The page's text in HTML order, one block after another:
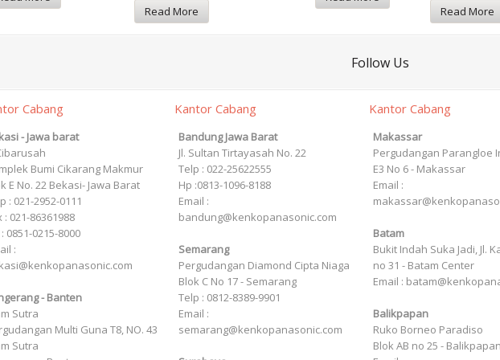
Read More Read More
Follow Us
Cabang
- Jawa barat
Bumi Cikarang Makmur
E No. 22 Bekasi- Jawa Barat
: 021-2952-0111
: 021-86361988
0851-0215-8000
:
- Banten
Sutra
Multi Guna T8, NO. 43
Sutra
Kantor Cabang
Bandung Jawa Barat
Jl. Sultan Tirtayasah‎ No. 22
Telp : 022-25622555
Hp :0813-1096-8188
Email :
bandung@kenkopanasonic.com
Semarang
Pergudangan Diamond Cipta Niaga
Blok C No 17 - Semarang
Telp : 0812-8389-9901
Email :
semarang@kenkopanasonic.com
Kantor Cabang
Makassar
Pergudangan Parangloe
E3 No 6 - Makassar
Email :
Batam
Bukit Indah Suka Jadi, Jl.
no 31 - Batam Center
Email :
Balikpapan
Ruko Borneo Paradiso
Blok AB no 25 - Balikpapan